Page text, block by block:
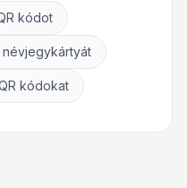
kódot
kódokat